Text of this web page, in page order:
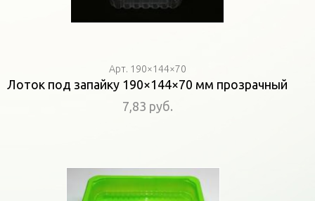
Арт. 190×144×70
Лоток под запайку 190×144×70 мм прозрачный
7,83 руб.